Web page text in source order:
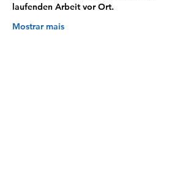
laufenden Arbeit vor Ort.
Mostrar mais